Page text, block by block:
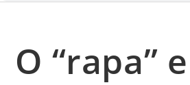
O “rapa”